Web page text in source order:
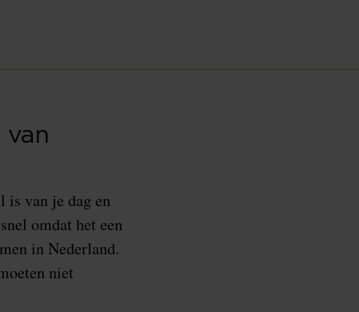
van
is van je dag en
omdat het een
in Nederland.
niet